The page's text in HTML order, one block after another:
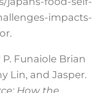
impacts-
Funaiole Brian
Lin, and Jasper.
How the